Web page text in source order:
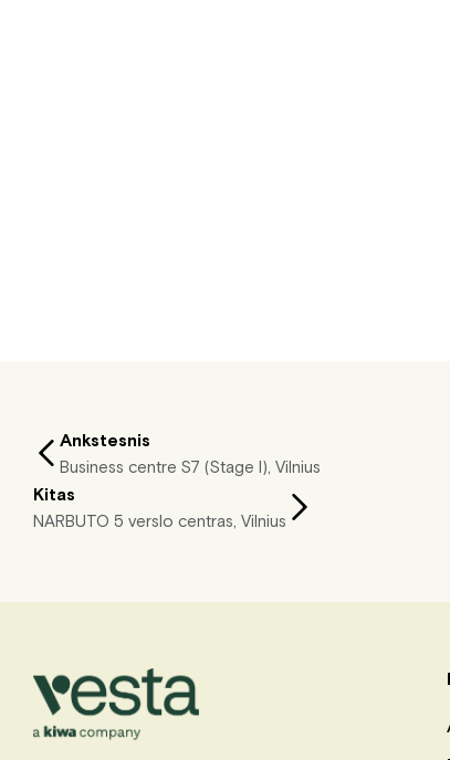
Ankstesnis
Business centre S7 (Stage I), Vilnius
Kitas
NARBUTO 5 verslo centras, Vilnius